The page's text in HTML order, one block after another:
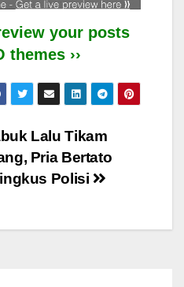
your posts
themes ››
Lalu Tikam
Pria Bertato
Polisi